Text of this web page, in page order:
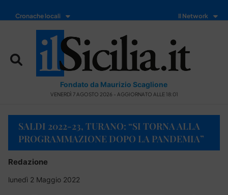
Cronache locali Il Network
Fondato da Maurizio Scaglione
VENERDÌ 7 AGOSTO 2026 - AGGIORNATO ALLE 18:01
SALDI 2022-23, TURANO: “SI TORNA ALLA
PROGRAMMAZIONE DOPO LA PANDEMIA”
Redazione
lunedì 2 Maggio 2022